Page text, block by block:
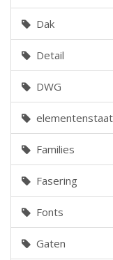
Dak
Detail
DWG
elementenstaat
Families
Fasering
Fonts
Gaten